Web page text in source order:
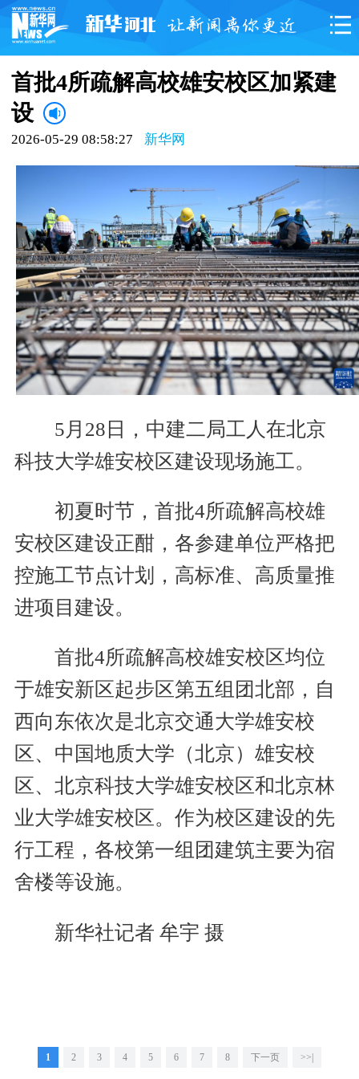
首批4所疏解高校雄安校区加紧建
设
2026-05-29 08:58:27 新华网
5月28日，中建二局工人在北京
科技大学雄安校区建设现场施工。
初夏时节，首批4所疏解高校雄
安校区建设正酣，各参建单位严格把
控施工节点计划，高标准、高质量推
进项目建设。
首批4所疏解高校雄安校区均位
于雄安新区起步区第五组团北部，自
西向东依次是北京交通大学雄安校
区、中国地质大学（北京）雄安校
区、北京科技大学雄安校区和北京林
业大学雄安校区。作为校区建设的先
行工程，各校第一组团建筑主要为宿
舍楼等设施。
新华社记者 牟宇 摄
1 2 3 4 5 6 7 8 下一页 >>|